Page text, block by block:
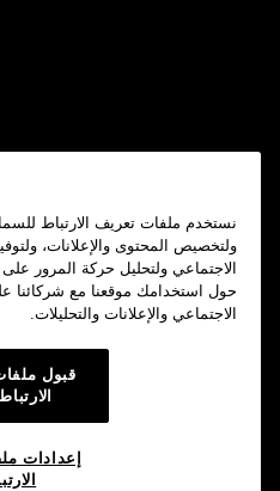
نستخدم ملفات تعريف الارتباط
ولتخصيص المحتوى والإعلانات،
الاجتماعي ولتحليل حركة المرور
حول استخدامك موقعنا مع شركائنا
الاجتماعي والإعلانات والتحليلات.
قبول
إعدادات